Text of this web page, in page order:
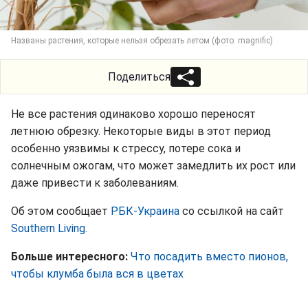
Названы растения, которые нельзя обрезать летом (фото: magnific)
Поделиться
Не все растения одинаково хорошо переносят
летнюю обрезку. Некоторые виды в этот период
особенно уязвимы к стрессу, потере сока и
солнечным ожогам, что может замедлить их рост или
даже привести к заболеваниям.
Об этом сообщает РБК-Украина со ссылкой на сайт
Southern Living.
Больше интересного: Что посадить вместо пионов,
чтобы клумба была вся в цветах